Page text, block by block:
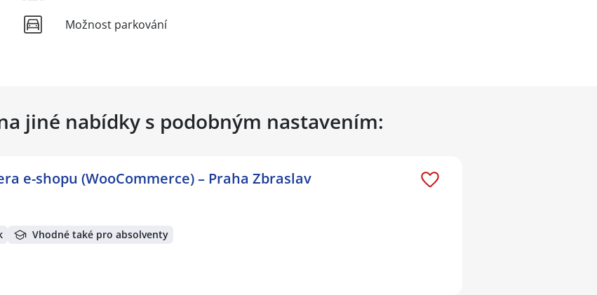
Možnost parkování
jiné nabídky s podobným nastavením:
e-shopu (WooCommerce) – Praha Zbraslav
Vhodné také pro absolventy